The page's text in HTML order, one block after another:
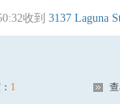
收到 3137 Laguna
1